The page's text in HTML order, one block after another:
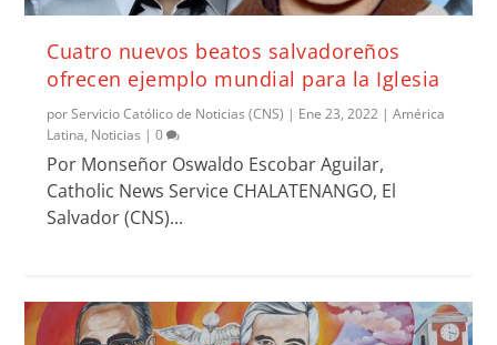
Cuatro nuevos beatos salvadoreños
ofrecen ejemplo mundial para la Iglesia
porServicio Católico de Noticias (CNS) | Ene 23, 2022 |América
Latina, Noticias |0
Por Monseñor Oswaldo Escobar Aguilar,
Catholic News Service CHALATENANGO, El
Salvador (CNS)...